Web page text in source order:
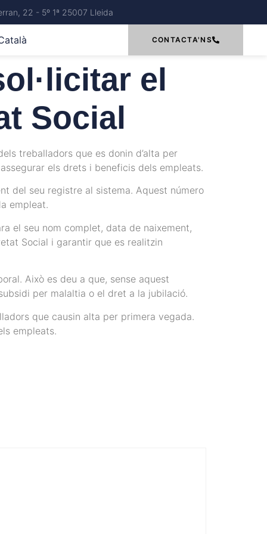
22 - 5º 1ª 25007 Lleida
CONTACTA'NS
el
Social
treballadors que es donin d’alta per
els drets i beneficis dels empleats.
del seu registre al sistema. Aquest número
empleat.
el seu nom complet, data de naixement,
Social i garantir que es realitzin
Això es deu a que, sense aquest
per malaltia o el dret a la jubilació.
que causin alta per primera vegada.
empleats.